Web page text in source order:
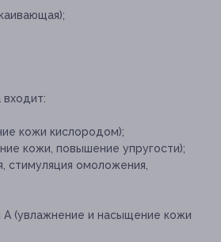
входит:
кожи кислородом);
кожи, повышение упругости);
стимуляция омоложения,
(увлажнение и насыщение кожи